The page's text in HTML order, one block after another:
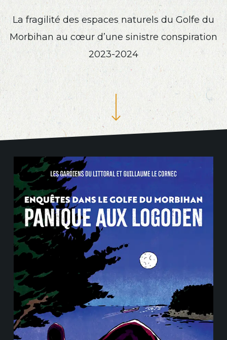
La fragilité des espaces naturels du Golfe du
Morbihan au cœur d’une sinistre conspiration
2023-2024